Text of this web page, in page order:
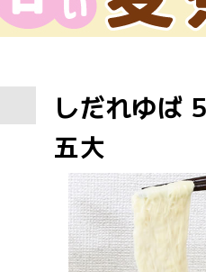
しだれゆば
五大